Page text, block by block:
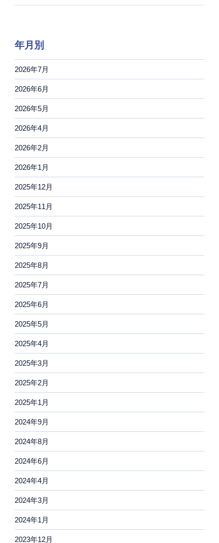
年月別
2026年7月
2026年6月
2026年5月
2026年4月
2026年2月
2026年1月
2025年12月
2025年11月
2025年10月
2025年9月
2025年8月
2025年7月
2025年6月
2025年5月
2025年4月
2025年3月
2025年2月
2025年1月
2024年9月
2024年8月
2024年6月
2024年4月
2024年3月
2024年1月
2023年12月